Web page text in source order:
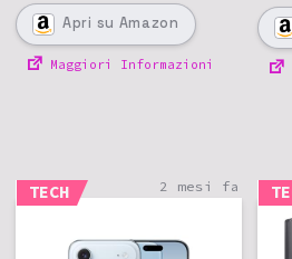
Apri su Amazon
Maggiori Informazioni
TECH 2 mesi fa